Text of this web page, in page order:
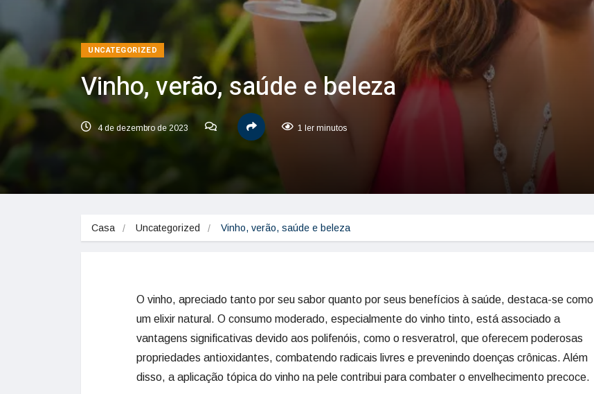
UNCATEGORIZED
Vinho, verão, saúde e beleza
4 de dezembro de 2023 1 ler minutos
Casa Uncategorized Vinho, verão, saúde e beleza
O vinho, apreciado tanto por seu sabor quanto por seus benefícios à saúde, destaca-se como
um elixir natural. O consumo moderado, especialmente do vinho tinto, está associado a
vantagens significativas devido aos polifenóis, como o resveratrol, que oferecem poderosas
propriedades antioxidantes, combatendo radicais livres e prevenindo doenças crônicas. Além
disso, a aplicação tópica do vinho na pele contribui para combater o envelhecimento precoce.